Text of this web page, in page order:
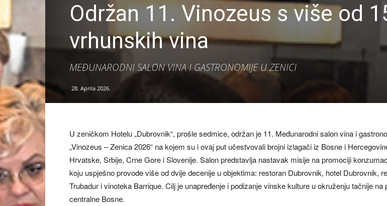
Održan 11. Vinozeus s više od
vrhunskih vina
MEĐUNARODNI SALON VINA I GASTRONOMIJE U ZENICI
28. Aprila 2026.
U zeničkom Hotelu „Dubrovnik“, prošle sedmice, održan je 11. Međunarodni salon vina i
„Vinozeus – Zenica 2026“ na kojem su i ovaj put učestvovali brojni izlagači iz Bosne i
Hrvatske, Srbije, Crne Gore i Slovenije. Salon predstavlja nastavak misije na promociji
koju uspješno provode više od dvije decenije u objektima: restoran Dubrovnik, hotel Dubrovnik,
Trubadur i vinoteka Barrique. Cilj je unapređenje i podizanje vinske kulture u okruženju tačnije na
centralne Bosne.